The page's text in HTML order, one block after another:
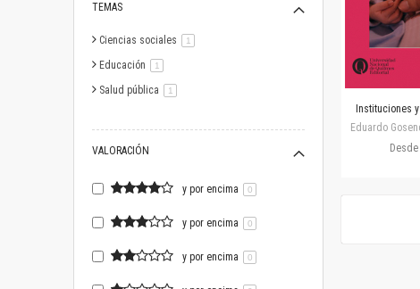
Instituciones
Eduardo
Desde
TEMAS
Ciencias sociales 1
Educación 1
Salud pública 1
VALORACIÓN
y por encima 0
y por encima 0
y por encima 0